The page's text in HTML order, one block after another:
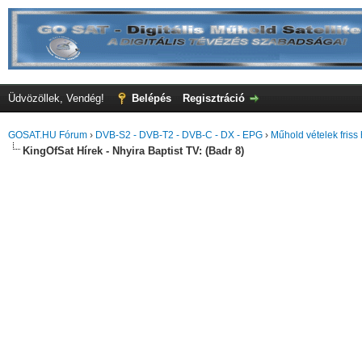
Üdvözöllek, Vendég! Belépés Regisztráció
GOSAT.HU Fórum › DVB-S2 - DVB-T2 - DVB-C - DX - EPG › Műhold vételek friss
KingOfSat Hírek - Nhyira Baptist TV: (Badr 8)